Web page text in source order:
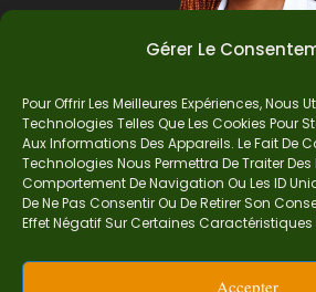
Gérer Le
Pour Offrir Les Meilleures Expériences, Nous
Technologies Telles Que Les Cookies Pour
Aux Informations Des Appareils. Le Fait De
Technologies Nous Permettra De Traiter Des
Comportement De Navigation Ou Les ID
De Ne Pas Consentir Ou De Retirer Son
Effet Négatif Sur Certaines Caractéristiques
Accepter
Auteur
Je suis Madame Mba, une
mes épreuves, documents